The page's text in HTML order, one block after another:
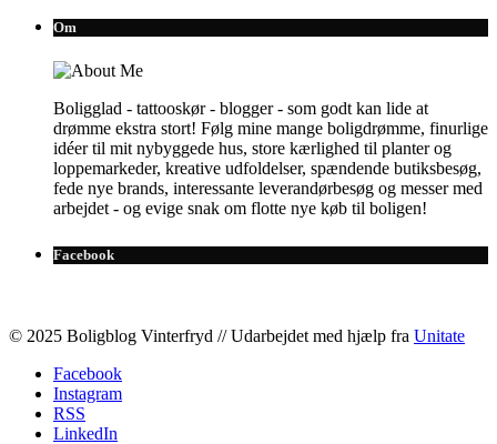
Om
Boligglad - tattooskør - blogger - som godt kan lide at
drømme ekstra stort! Følg mine mange boligdrømme, finurlige
idéer til mit nybyggede hus, store kærlighed til planter og
loppemarkeder, kreative udfoldelser, spændende butiksbesøg,
fede nye brands, interessante leverandørbesøg og messer med
arbejdet - og evige snak om flotte nye køb til boligen!
Facebook
© 2025 Boligblog Vinterfryd // Udarbejdet med hjælp fra Unitate
Facebook
Instagram
RSS
LinkedIn